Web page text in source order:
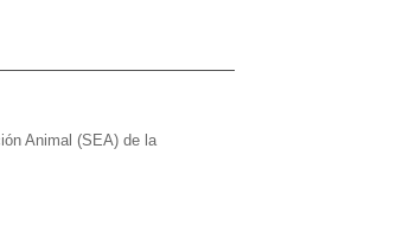
Animal (SEA) de la